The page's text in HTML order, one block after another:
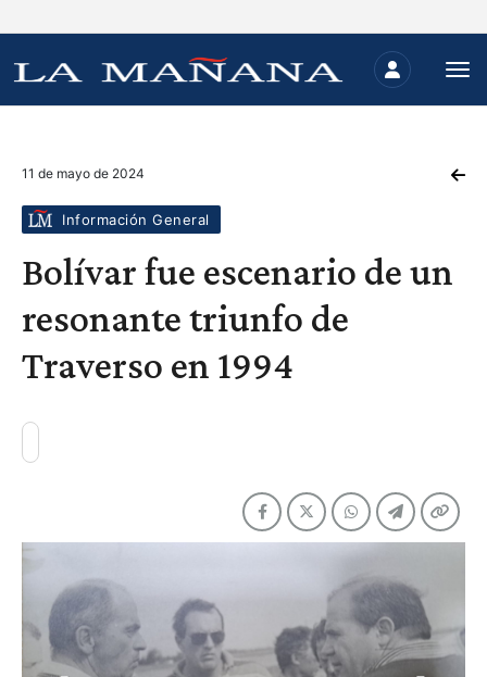
11 de mayo de 2024
Información General
Bolívar fue escenario de un
resonante triunfo de
Traverso en 1994